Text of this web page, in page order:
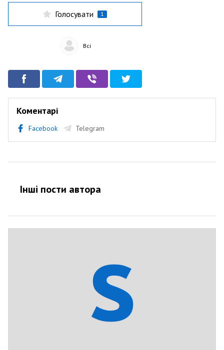
Голосувати 1
Всі
Коментарі
Facebook Telegram
Інші пости автора